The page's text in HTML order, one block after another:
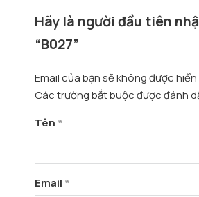
Hãy là người đầu tiên
“B027”
Email của bạn sẽ không được
Các trường bắt buộc được đánh
Tên *
Email *